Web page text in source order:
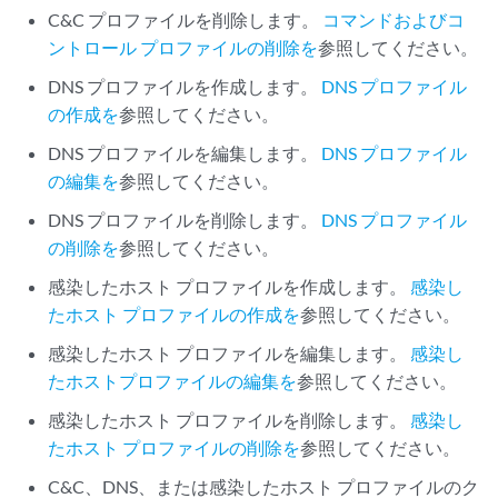
C&C プロファイルを削除します。 コマンドおよびコ
ントロール プロファイルの削除を参照してください。
DNS プロファイルを作成します。 DNS プロファイル
の作成を参照してください。
DNS プロファイルを編集します。 DNS プロファイル
の編集を参照してください。
DNS プロファイルを削除します。 DNS プロファイル
の削除を参照してください。
感染したホスト プロファイルを作成します。感染し
たホスト プロファイルの作成を参照してください。
感染したホスト プロファイルを編集します。感染し
たホストプロファイルの編集を参照してください。
感染したホスト プロファイルを削除します。感染し
たホスト プロファイルの削除を参照してください。
C&C、DNS、または感染したホスト プロファイルのク